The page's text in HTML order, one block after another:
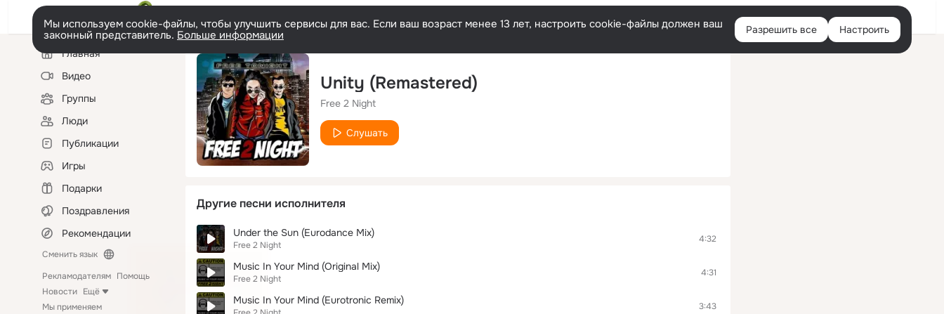
Войти
Мы используем cookie-файлы, чтобы улучшить сервисы для вас. Если ваш возраст менее 13 лет, настроить cookie-файлы должен ваш
законный представитель. Больше информации Разрешить все Настроить
Левая
колонкаГлавная
Видео
Группы
Люди
Публикации
Игры
Подарки
Поздравления
Рекомендации
Сменить язык
Рекламодателям Помощь
Новости Ещё
Мы применяем
Unity (Remastered)
Free 2 Night
Слушать
Другие песни исполнителя
Under the Sun (Eurodance Mix)
Free 2 Night
4:32
Music In Your Mind (Original Mix)
Free 2 Night
4:31
Music In Your Mind (Eurotronic Remix) 3:43